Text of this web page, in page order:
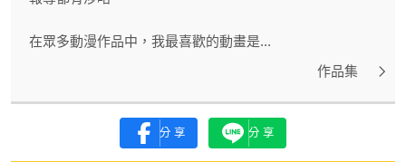
在眾多動漫作品中，我最喜歡的動畫是...
作品集
分享 分享